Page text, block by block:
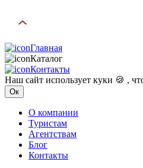
Главная
Каталог
Контакты
Наш сайт использует куки 🍪 ,
Ок
О компании
Туристам
Агентствам
Блог
Контакты